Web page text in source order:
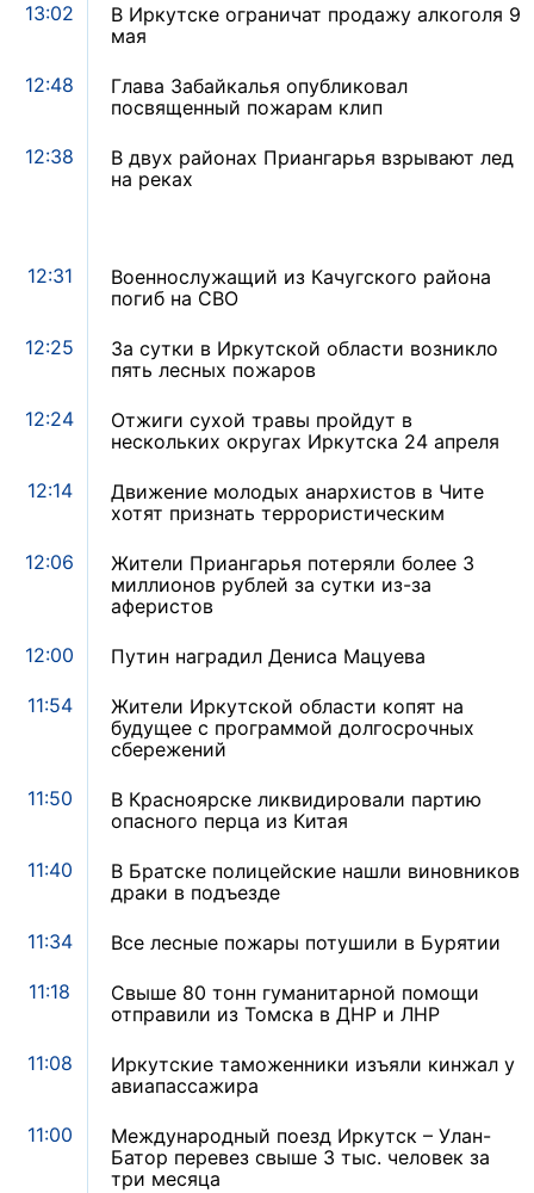
13:02
В Иркутске ограничат продажу алкоголя 9
мая
12:48
Глава Забайкалья опубликовал
посвященный пожарам клип
12:38
В двух районах Приангарья взрывают лед
на реках
12:31
Военнослужащий из Качугского района
погиб на СВО
12:25
За сутки в Иркутской области возникло
пять лесных пожаров
12:24
Отжиги сухой травы пройдут в
нескольких округах Иркутска 24 апреля
12:14
Движение молодых анархистов в Чите
хотят признать террористическим
12:06
Жители Приангарья потеряли более 3
миллионов рублей за сутки из-за
аферистов
12:00 Путин наградил Дениса Мацуева
11:54
Жители Иркутской области копят на
будущее с программой долгосрочных
сбережений
11:50
В Красноярске ликвидировали партию
опасного перца из Китая
11:40
В Братске полицейские нашли виновников
драки в подъезде
11:34 Все лесные пожары потушили в Бурятии
11:18
Свыше 80 тонн гуманитарной помощи
отправили из Томска в ДНР и ЛНР
11:08
Иркутские таможенники изъяли кинжал у
авиапассажира
11:00
Международный поезд Иркутск – Улан-
Батор перевез свыше 3 тыс. человек за
три месяца